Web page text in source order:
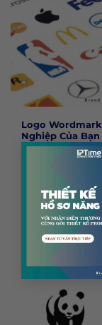
Logo
Nghiệp Của